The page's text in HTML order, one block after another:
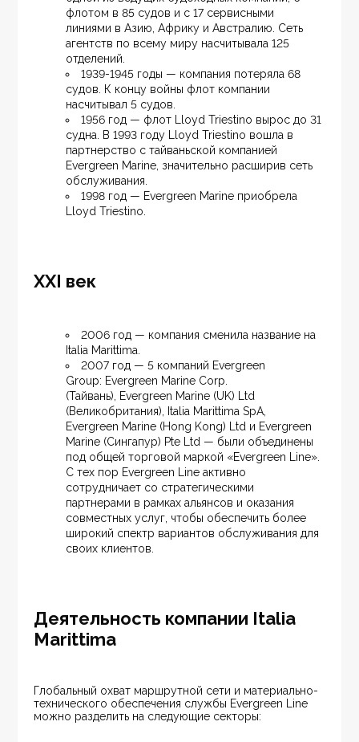
флотом в 85 судов и с 17 сервисными
линиями в Азию, Африку и Австралию. Сеть
агентств по всему миру насчитывала 125
отделений.
1939-1945 годы — компания потеряла 68
судов. К концу войны флот компании
насчитывал 5 судов.
1956 год — флот Lloyd Triestino вырос до 31
судна. В 1993 году Lloyd Triestino вошла в
партнерство с тайваньской компанией
Evergreen Marine, значительно расширив сеть
обслуживания.
1998 год — Evergreen Marine приобрела
Lloyd Triestino.
XXI век
2006 год — компания сменила название на
Italia Marittima.
2007 год — 5 компаний Evergreen
Group: Evergreen Marine Corp.
(Тайвань), Evergreen Marine (UK) Ltd
(Великобритания), Italia Marittima SpA,
Evergreen Marine (Hong Kong) Ltd и Evergreen
Marine (Сингапур) Pte Ltd — были объединены
под общей торговой маркой «Evergreen Line».
С тех пор Evergreen Line активно
сотрудничает со стратегическими
партнерами в рамках альянсов и оказания
совместных услуг, чтобы обеспечить более
широкий спектр вариантов обслуживания для
своих клиентов.
Деятельность компании Italia
Marittima
Глобальный охват маршрутной сети и материально-
технического обеспечения службы Evergreen Line
можно разделить на следующие секторы: